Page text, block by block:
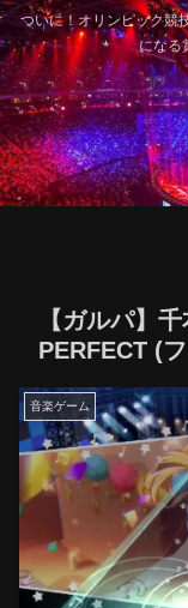
ついに！オリンピック競
になる
【ガルパ】
PERFECT (
音楽ゲーム